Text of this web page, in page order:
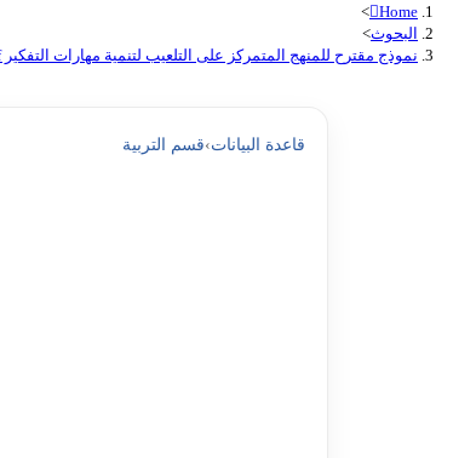
Home
>
البحوث>
نموذج مقترح للمنهج المتمرکز على التلعيب لتنمية مهارات التفکير pdf
قاعدة البيانات›قسم التربية